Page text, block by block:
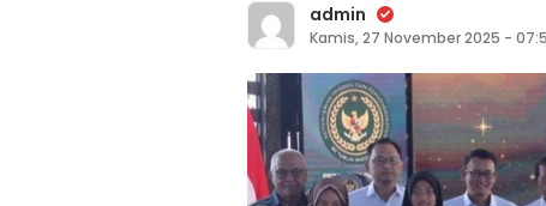
admin
Kamis, 27 November 2025 -